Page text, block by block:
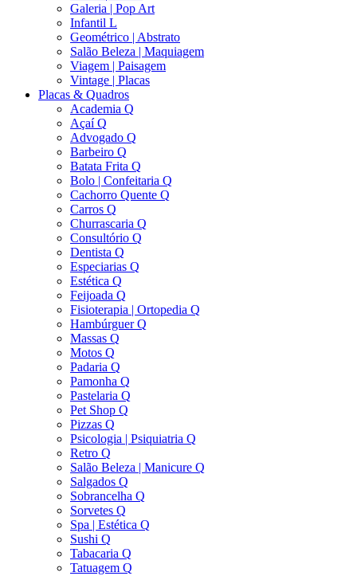
Galeria | Pop Art
Infantil L
Geométrico | Abstrato
Salão Beleza | Maquiagem
Viagem | Paisagem
Vintage | Placas
Placas & Quadros
Academia Q
Açaí Q
Advogado Q
Barbeiro Q
Batata Frita Q
Bolo | Confeitaria Q
Cachorro Quente Q
Carros Q
Churrascaria Q
Consultório Q
Dentista Q
Especiarias Q
Estética Q
Feijoada Q
Fisioterapia | Ortopedia Q
Hambúrguer Q
Massas Q
Motos Q
Padaria Q
Pamonha Q
Pastelaria Q
Pet Shop Q
Pizzas Q
Psicologia | Psiquiatria Q
Retro Q
Salão Beleza | Manicure Q
Salgados Q
Sobrancelha Q
Sorvetes Q
Spa | Estética Q
Sushi Q
Tabacaria Q
Tatuagem Q